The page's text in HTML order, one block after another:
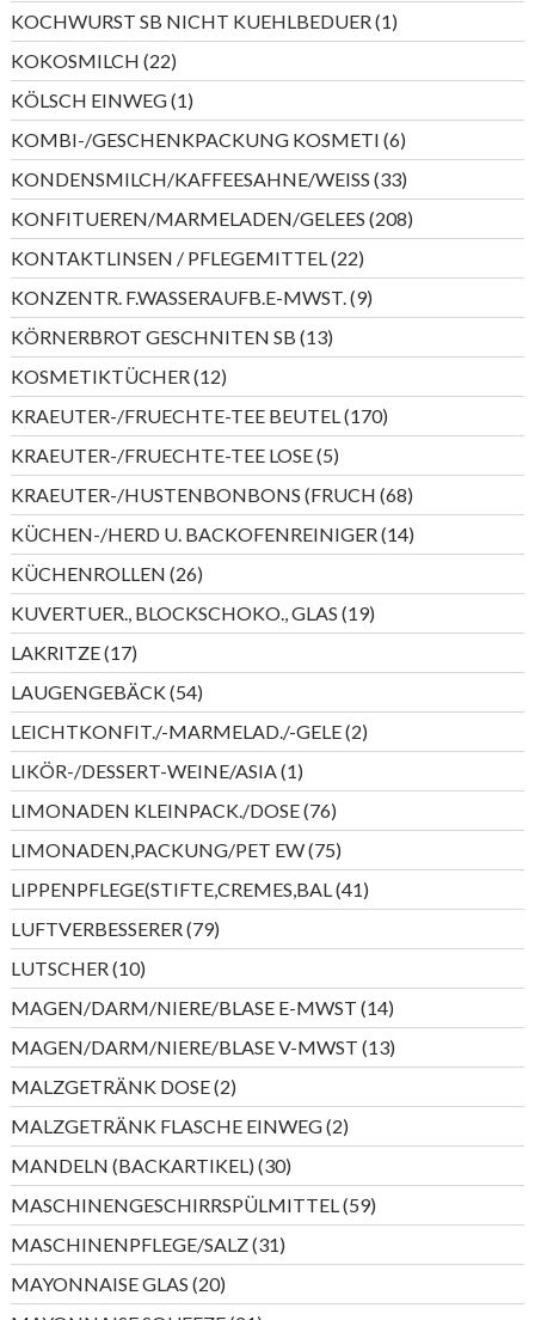
Produkte
KOCHWURST SB NICHT KUEHLBEDUER 11
Produkt
KOKOSMILCH 2222
Produkte
KÖLSCH EINWEG 11
Produkt
KOMBI-/GESCHENKPACKUNG KOSMETI 66
Produkte
KONDENSMILCH/KAFFEESAHNE/WEISS 3333
Produkte
KONFITUEREN/MARMELADEN/GELEES 208208
Produkte
KONTAKTLINSEN / PFLEGEMITTEL 2222
Produkte
KONZENTR. F.WASSERAUFB.E-MWST. 99
Produkte
KÖRNERBROT GESCHNITEN SB 1313
Produkte
KOSMETIKTÜCHER 1212
Produkte
KRAEUTER-/FRUECHTE-TEE BEUTEL 170170
Produkte
KRAEUTER-/FRUECHTE-TEE LOSE 55
Produkte
KRAEUTER-/HUSTENBONBONS (FRUCH 6868
Produkte
KÜCHEN-/HERD U. BACKOFENREINIGER 1414
Produkte
KÜCHENROLLEN 2626
Produkte
KUVERTUER., BLOCKSCHOKO., GLAS 1919
Produkte
LAKRITZE 1717
Produkte
LAUGENGEBÄCK 5454
Produkte
LEICHTKONFIT./-MARMELAD./-GELE 22
Produkte
LIKÖR-/DESSERT-WEINE/ASIA 11
Produkt
LIMONADEN KLEINPACK./DOSE 7676
Produkte
LIMONADEN,PACKUNG/PET EW 7575
Produkte
LIPPENPFLEGE(STIFTE,CREMES,BAL 4141
Produkte
LUFTVERBESSERER 7979
Produkte
LUTSCHER 1010
Produkte
MAGEN/DARM/NIERE/BLASE E-MWST 1414
Produkte
MAGEN/DARM/NIERE/BLASE V-MWST 1313
Produkte
MALZGETRÄNK DOSE 22
Produkte
MALZGETRÄNK FLASCHE EINWEG 22
Produkte
MANDELN (BACKARTIKEL) 3030
Produkte
MASCHINENGESCHIRRSPÜLMITTEL 5959
Produkte
MASCHINENPFLEGE/SALZ 3131
Produkte
MAYONNAISE GLAS 2020
Produkte